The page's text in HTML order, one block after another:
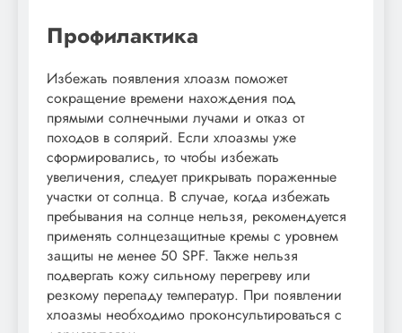
Профилактика
Избежать появления хлоазм поможет
сокращение времени нахождения под
прямыми солнечными лучами и отказ от
походов в солярий. Если хлоазмы уже
сформировались, то чтобы избежать
увеличения, следует прикрывать пораженные
участки от солнца. В случае, когда избежать
пребывания на солнце нельзя, рекомендуется
применять солнцезащитные кремы с уровнем
защиты не менее 50 SPF. Также нельзя
подвергать кожу сильному перегреву или
резкому перепаду температур. При появлении
хлоазмы необходимо проконсультироваться с